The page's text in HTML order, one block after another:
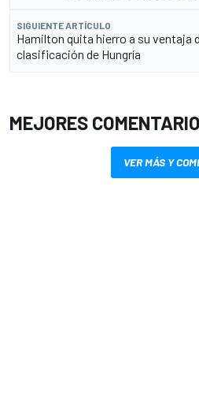
SIGUIENTE ARTÍCULO
Hamilton quita hierro a su ventaja
clasificación de Hungría
MEJORES
VER MÁS Y